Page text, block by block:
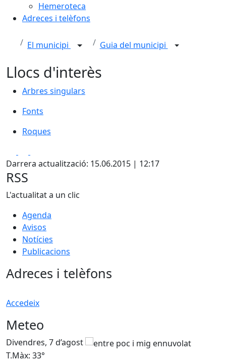
Hemeroteca
Adreces i telèfons
El municipi Guia del municipi
Llocs d'interès
Arbres singulars
Arbres singulars
Fonts
Fonts
Roques
Roques
Darrera actualització: 15.06.2015 | 12:17
RSS
L'actualitat a un clic
Agenda
Avisos
Notícies
Publicacions
Adreces i telèfons
Accedeix
Meteo
Divendres, 7 d’agost
T.Màx: 33°